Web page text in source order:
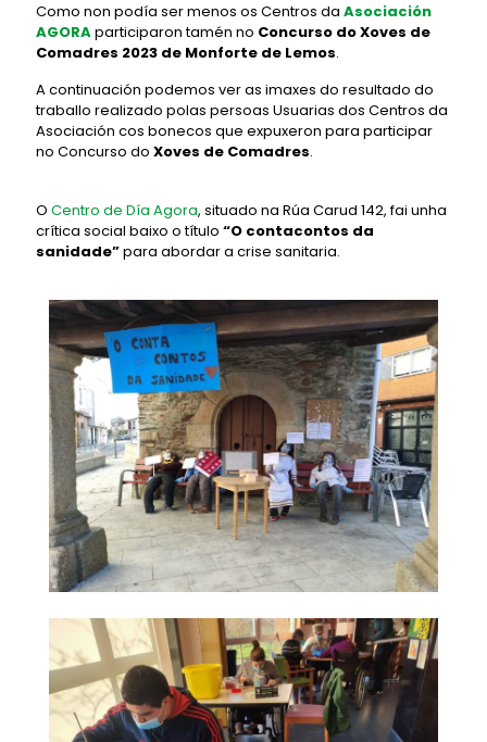
Como non podía ser menos os Centros da Asociación
AGORAparticiparon tamén no Concurso do Xoves de
Comadres 2023 de Monforte de Lemos.
A continuación podemos ver as imaxes do resultado do
traballo realizado polas persoas Usuarias dos Centros da
Asociación cos bonecos que expuxeron para participar
no Concurso do Xoves de Comadres.
O Centro de Día Agora, situado na Rúa Carud 142, fai unha
crítica social baixo o título “O contacontos da
sanidade”para abordar a crise sanitaria.